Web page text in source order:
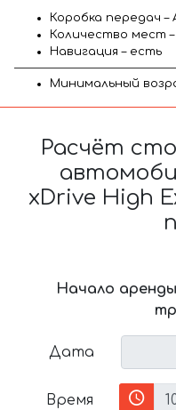
Коробка передач
Количество мест
Навигация – есть
Минимальный
Расчёт
xDrive High
Начало
Дата
Время